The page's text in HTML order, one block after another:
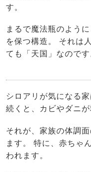
す。
まるで魔法瓶のよう
を保つ構造。 それは
ても「天国」なのです
シロアリが気になる
続くと、カビやダニ
それが、家族の体調
ます。 特に、赤ちゃ
われます。